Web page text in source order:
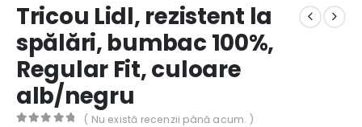
Tricou Lidl, rezistent la
spălări, bumbac 100%,
Regular Fit, culoare
alb/negru
( Nu există recenzii până acum. )